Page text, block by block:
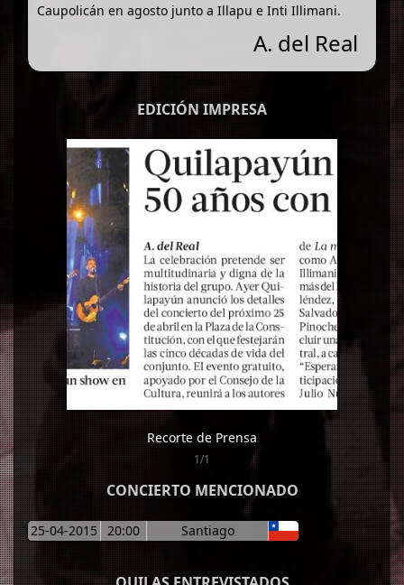
Caupolicán en agosto junto a Illapu e Inti Illimani.
A. del Real
EDICIÓN IMPRESA
Recorte de Prensa
1/1
CONCIERTO MENCIONADO
25-04-2015 20:00 Santiago